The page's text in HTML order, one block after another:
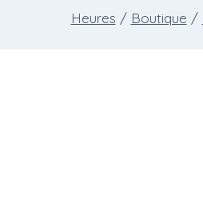
Heures / Boutique /